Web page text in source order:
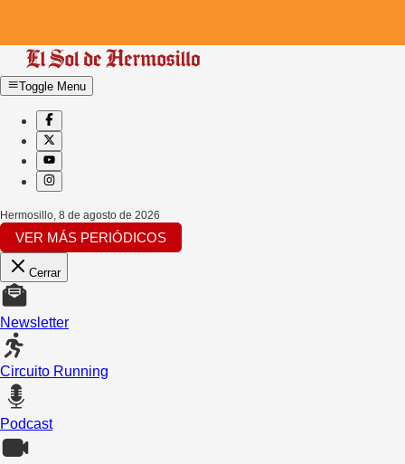
Toggle Menu
Hermosillo 8 de agosto de 2026
VER MÁS PERIÓDICOS
Cerrar
Newsletter
Circuito Running
Podcast